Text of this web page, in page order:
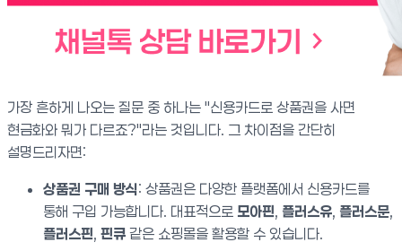
가장 흔하게 나오는 질문 중 하나는 "신용카드로 상품권을 사면
현금화와 뭐가 다르죠?"라는 것입니다. 그 차이점을 간단히
설명드리자면:
상품권 구매 방식: 상품권은 다양한 플랫폼에서 신용카드를
통해 구입 가능합니다. 대표적으로 모아핀, 플러스유, 플러스문,
플러스핀, 핀큐 같은 쇼핑몰을 활용할 수 있습니다.